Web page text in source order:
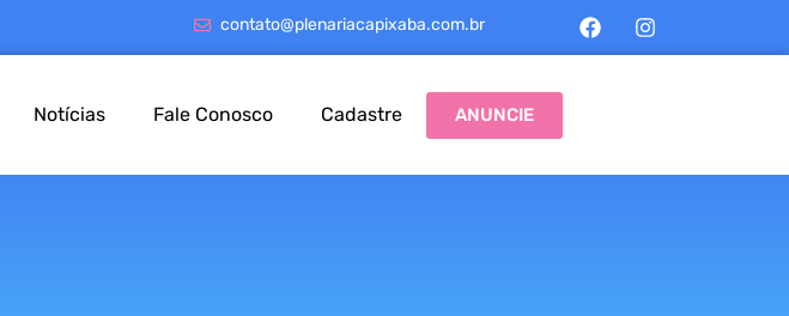
contato@plenariacapixaba.com.br
Notícias Fale Conosco Cadastre ANUNCIE